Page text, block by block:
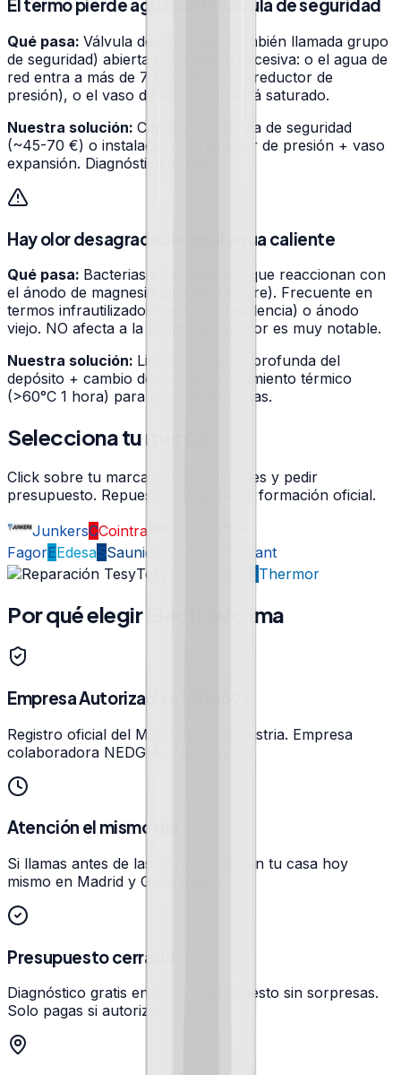
El termo pierde agua por la válvula de seguridad
Qué pasa: Válvula de seguridad (también llamada grupo
de seguridad) abierta por presión excesiva: o el agua de
red entra a más de 7 bar (necesitas reductor de
presión), o el vaso de expansión está saturado.
Nuestra solución: Cambio de válvula de seguridad
(~45-70 €) o instalación de reductor de presión + vaso
expansión. Diagnóstico in situ.
Hay olor desagradable en el agua caliente
Qué pasa: Bacterias en el depósito que reaccionan con
el ánodo de magnesio gastado (azufre). Frecuente en
termos infrautilizados (segunda residencia) o ánodo
viejo. NO afecta a la salud pero el olor es muy notable.
Nuestra solución: Limpieza interna profunda del
depósito + cambio de ánodo + tratamiento térmico
(>60°C 1 hora) para eliminar bacterias.
Selecciona tu marca
Click sobre tu marca para ver detalles y pedir
presupuesto. Repuestos originales y formación oficial.
JunkersCCointra
FagorEEdesaSSaunier Duval
Vaillant
Tesy
TThermor
Por qué elegir Electroyclima
Empresa Autorizada nº 205592
Registro oficial del Ministerio de Industria. Empresa
colaboradora NEDGIA · Naturgy.
Atención el mismo día
Si llamas antes de las 12 h, técnico en tu casa hoy
mismo en Madrid y Guadalajara.
Presupuesto cerrado
Diagnóstico gratis en casa, presupuesto sin sorpresas.
Solo pagas si autorizas.